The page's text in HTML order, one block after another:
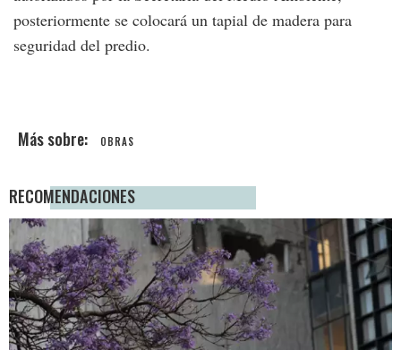
posteriormente se colocará un tapial de madera para
seguridad del predio.
OBRAS
RECOMENDACIONES